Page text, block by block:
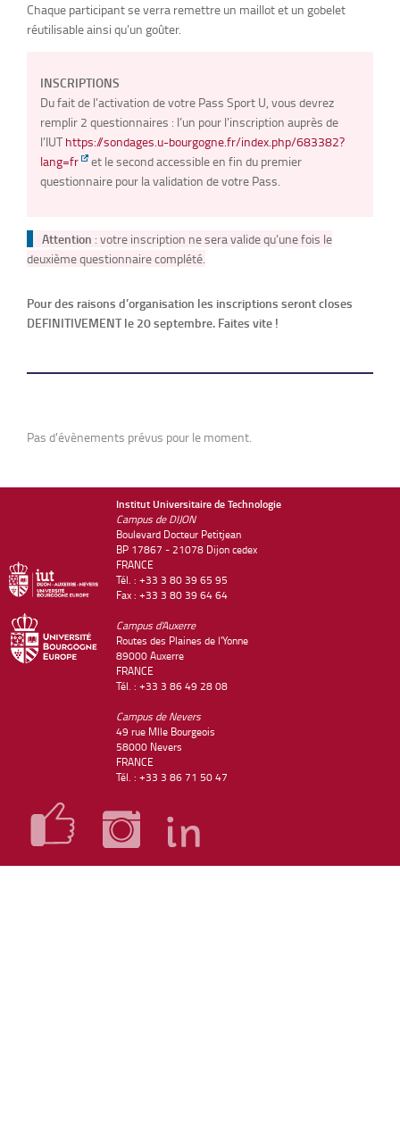
Chaque participant se verra remettre un maillot et un gobelet
réutilisable ainsi qu’un goûter.
INSCRIPTIONS
Du fait de l’activation de votre Pass Sport U, vous devrez
remplir 2 questionnaires : l’un pour l’inscription auprès de
l’IUThttps://sondages.u-bourgogne.fr/index.php/683382?
lang=fr
et le second accessible en fin du premier
questionnaire pour la validation de votre Pass.
Attention : votre inscription ne sera valide qu’une fois le
deuxième questionnaire complété.
Pour des raisons d’organisation les inscriptions seront closes
DEFINITIVEMENT le 20 septembre. Faites vite !
Pas d'évènements prévus pour le moment.
Institut Universitaire de Technologie
Campus de DIJON
Boulevard Docteur Petitjean
BP 17867 - 21078 Dijon cedex
FRANCE
Tél. : +33 3 80 39 65 95
Fax : +33 3 80 39 64 64
Campus d'Auxerre
Routes des Plaines de l'Yonne
89000 Auxerre
FRANCE
Tél. : +33 3 86 49 28 08
Campus de Nevers
49 rue Mlle Bourgeois
58000 Nevers
FRANCE
Tél. : +33 3 86 71 50 47